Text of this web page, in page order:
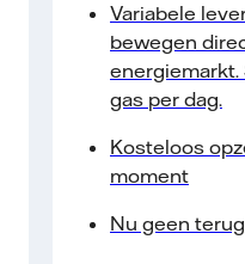
Variabele
bewegen
energiemarkt.
gas per dag.
Kosteloos
moment
Nu geen